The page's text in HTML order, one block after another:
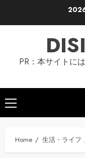
PR：本サイトに
Primary
Menu
Home 生活・ライフ